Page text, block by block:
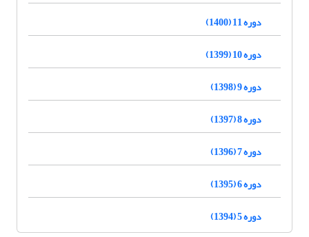
دوره 11 (1400)
دوره 10 (1399)
دوره 9 (1398)
دوره 8 (1397)
دوره 7 (1396)
دوره 6 (1395)
دوره 5 (1394)